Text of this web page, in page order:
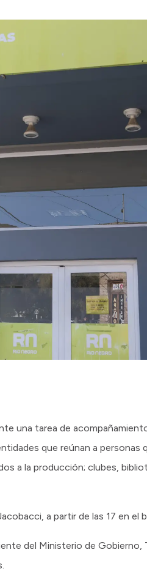
una tarea de
que reúnan a personas
a la producción; clubes,
a partir de las 17 en el
del Ministerio de Gobierno,